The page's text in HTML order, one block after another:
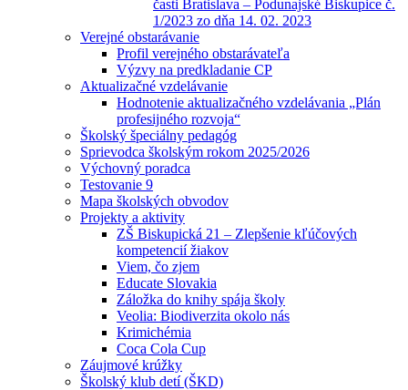
časti Bratislava – Podunajské Biskupice č.
1/2023 zo dňa 14. 02. 2023
Verejné obstarávanie
Profil verejného obstarávateľa
Výzvy na predkladanie CP
Aktualizačné vzdelávanie
Hodnotenie aktualizačného vzdelávania „Plán
profesijného rozvoja“
Školský špeciálny pedagóg
Sprievodca školským rokom 2025/2026
Výchovný poradca
Testovanie 9
Mapa školských obvodov
Projekty a aktivity
ZŠ Biskupická 21 – Zlepšenie kľúčových
kompetencií žiakov
Viem, čo zjem
Educate Slovakia
Záložka do knihy spája školy
Veolia: Biodiverzita okolo nás
Krimichémia
Coca Cola Cup
Záujmové krúžky
Školský klub detí (ŠKD)